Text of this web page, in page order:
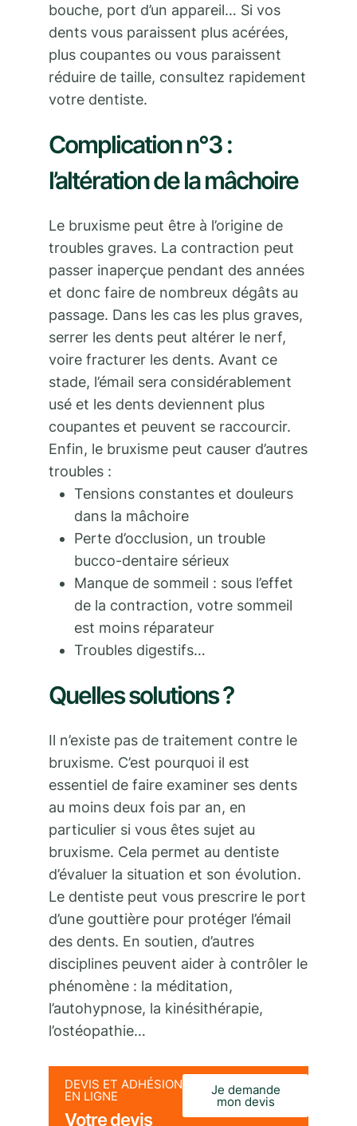
bouche, port d’un appareil… Si vos
dents vous paraissent plus acérées,
plus coupantes ou vous paraissent
réduire de taille, consultez rapidement
votre dentiste.
Complication n°3 :
l’altération de la mâchoire
Le bruxisme peut être à l’origine de
troubles graves. La contraction peut
passer inaperçue pendant des années
et donc faire de nombreux dégâts au
passage. Dans les cas les plus graves,
serrer les dents peut altérer le nerf,
voire fracturer les dents. Avant ce
stade, l’émail sera considérablement
usé et les dents deviennent plus
coupantes et peuvent se raccourcir.
Enfin, le bruxisme peut causer d’autres
troubles :
Tensions constantes et douleurs
dans la mâchoire
Perte d’occlusion, un trouble
bucco-dentaire sérieux
Manque de sommeil : sous l’effet
de la contraction, votre sommeil
est moins réparateur
Troubles digestifs…
Quelles solutions ?
Il n’existe pas de traitement contre le
bruxisme. C’est pourquoi il est
essentiel de faire examiner ses dents
au moins deux fois par an, en
particulier si vous êtes sujet au
bruxisme. Cela permet au dentiste
d’évaluer la situation et son évolution.
Le dentiste peut vous prescrire le port
d’une gouttière pour protéger l’émail
des dents. En soutien, d’autres
disciplines peuvent aider à contrôler le
phénomène : la méditation,
l’autohypnose, la kinésithérapie,
l’ostéopathie…
DEVIS ET ADHÉSION
EN LIGNE
Votre devis
Je demande
mon devis